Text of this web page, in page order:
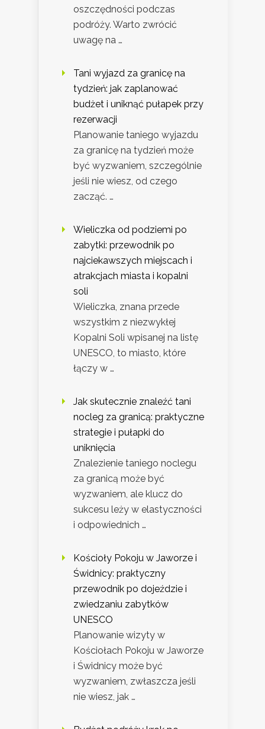
oszczędności podczas
podróży. Warto zwrócić
uwagę na …
Tani wyjazd za granicę na
tydzień: jak zaplanować
budżet i uniknąć pułapek przy
rezerwacji
Planowanie taniego wyjazdu
za granicę na tydzień może
być wyzwaniem, szczególnie
jeśli nie wiesz, od czego
zacząć. …
Wieliczka od podziemi po
zabytki: przewodnik po
najciekawszych miejscach i
atrakcjach miasta i kopalni
soli
Wieliczka, znana przede
wszystkim z niezwykłej
Kopalni Soli wpisanej na listę
UNESCO, to miasto, które
łączy w …
Jak skutecznie znaleźć tani
nocleg za granicą: praktyczne
strategie i pułapki do
uniknięcia
Znalezienie taniego noclegu
za granicą może być
wyzwaniem, ale klucz do
sukcesu leży w elastyczności
i odpowiednich …
Kościoły Pokoju w Jaworze i
Świdnicy: praktyczny
przewodnik po dojeździe i
zwiedzaniu zabytków
UNESCO
Planowanie wizyty w
Kościołach Pokoju w Jaworze
i Świdnicy może być
wyzwaniem, zwłaszcza jeśli
nie wiesz, jak …